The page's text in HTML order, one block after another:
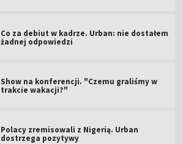
Co za debiut w kadrze. Urban: nie dostałem
żadnej odpowiedzi
Show na konferencji. "Czemu graliśmy w
trakcie wakacji?"
Polacy zremisowali z Nigerią. Urban
dostrzega pozytywy